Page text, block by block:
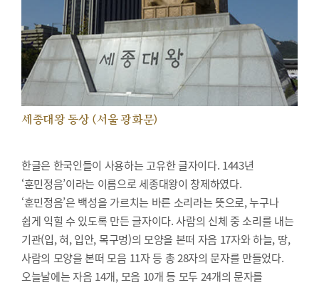
세종대왕 동상 (서울 광화문)
한글은 한국인들이 사용하는 고유한 글자이다. 1443년
‘훈민정음’이라는 이름으로 세종대왕이 창제하였다.
‘훈민정음’은 백성을 가르치는 바른 소리라는 뜻으로, 누구나
쉽게 익힐 수 있도록 만든 글자이다. 사람의 신체 중 소리를 내는
기관(입, 혀, 입안, 목구멍)의 모양을 본떠 자음 17자와 하늘, 땅,
사람의 모양을 본떠 모음 11자 등 총 28자의 문자를 만들었다.
오늘날에는 자음 14개, 모음 10개 등 모두 24개의 문자를